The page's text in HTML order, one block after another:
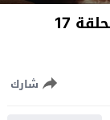
17
شارك